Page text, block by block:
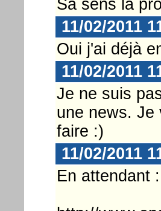
Sa sens la
11/02/2011
Oui j'ai déjà
11/02/2011
Je ne suis
une news. Je
faire :)
11/02/2011
En attendant :